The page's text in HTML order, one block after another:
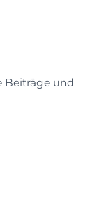
Beiträge und